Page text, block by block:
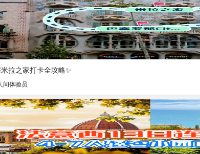
拉之家打卡全攻略✨
间体验员